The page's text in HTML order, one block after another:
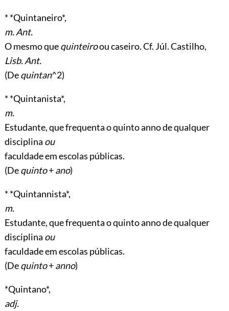
* *Quintaneiro*,
m. Ant.
O mesmo quequinteiroou caseiro. Cf. Júl. Castilho,
Lisb. Ant.
(Dequintan^2)
* *Quintanista*,
m.
Estudante, que frequenta o quinto anno de qualquer
disciplina ou
faculdade em escolas públicas.
(Dequinto+ano)
* *Quintannista*,
m.
Estudante, que frequenta o quinto anno de qualquer
disciplina ou
faculdade em escolas públicas.
(Dequinto+anno)
*Quintano*,
adj.